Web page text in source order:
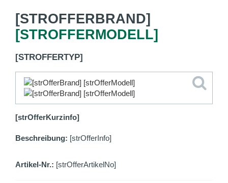
[STROFFERBRAND]
[STROFFERMODELL]
[STROFFERTYP]
[strOfferKurzinfo]
Beschreibung: [strOfferInfo]
Artikel-Nr.: [strOfferArtikelNo]